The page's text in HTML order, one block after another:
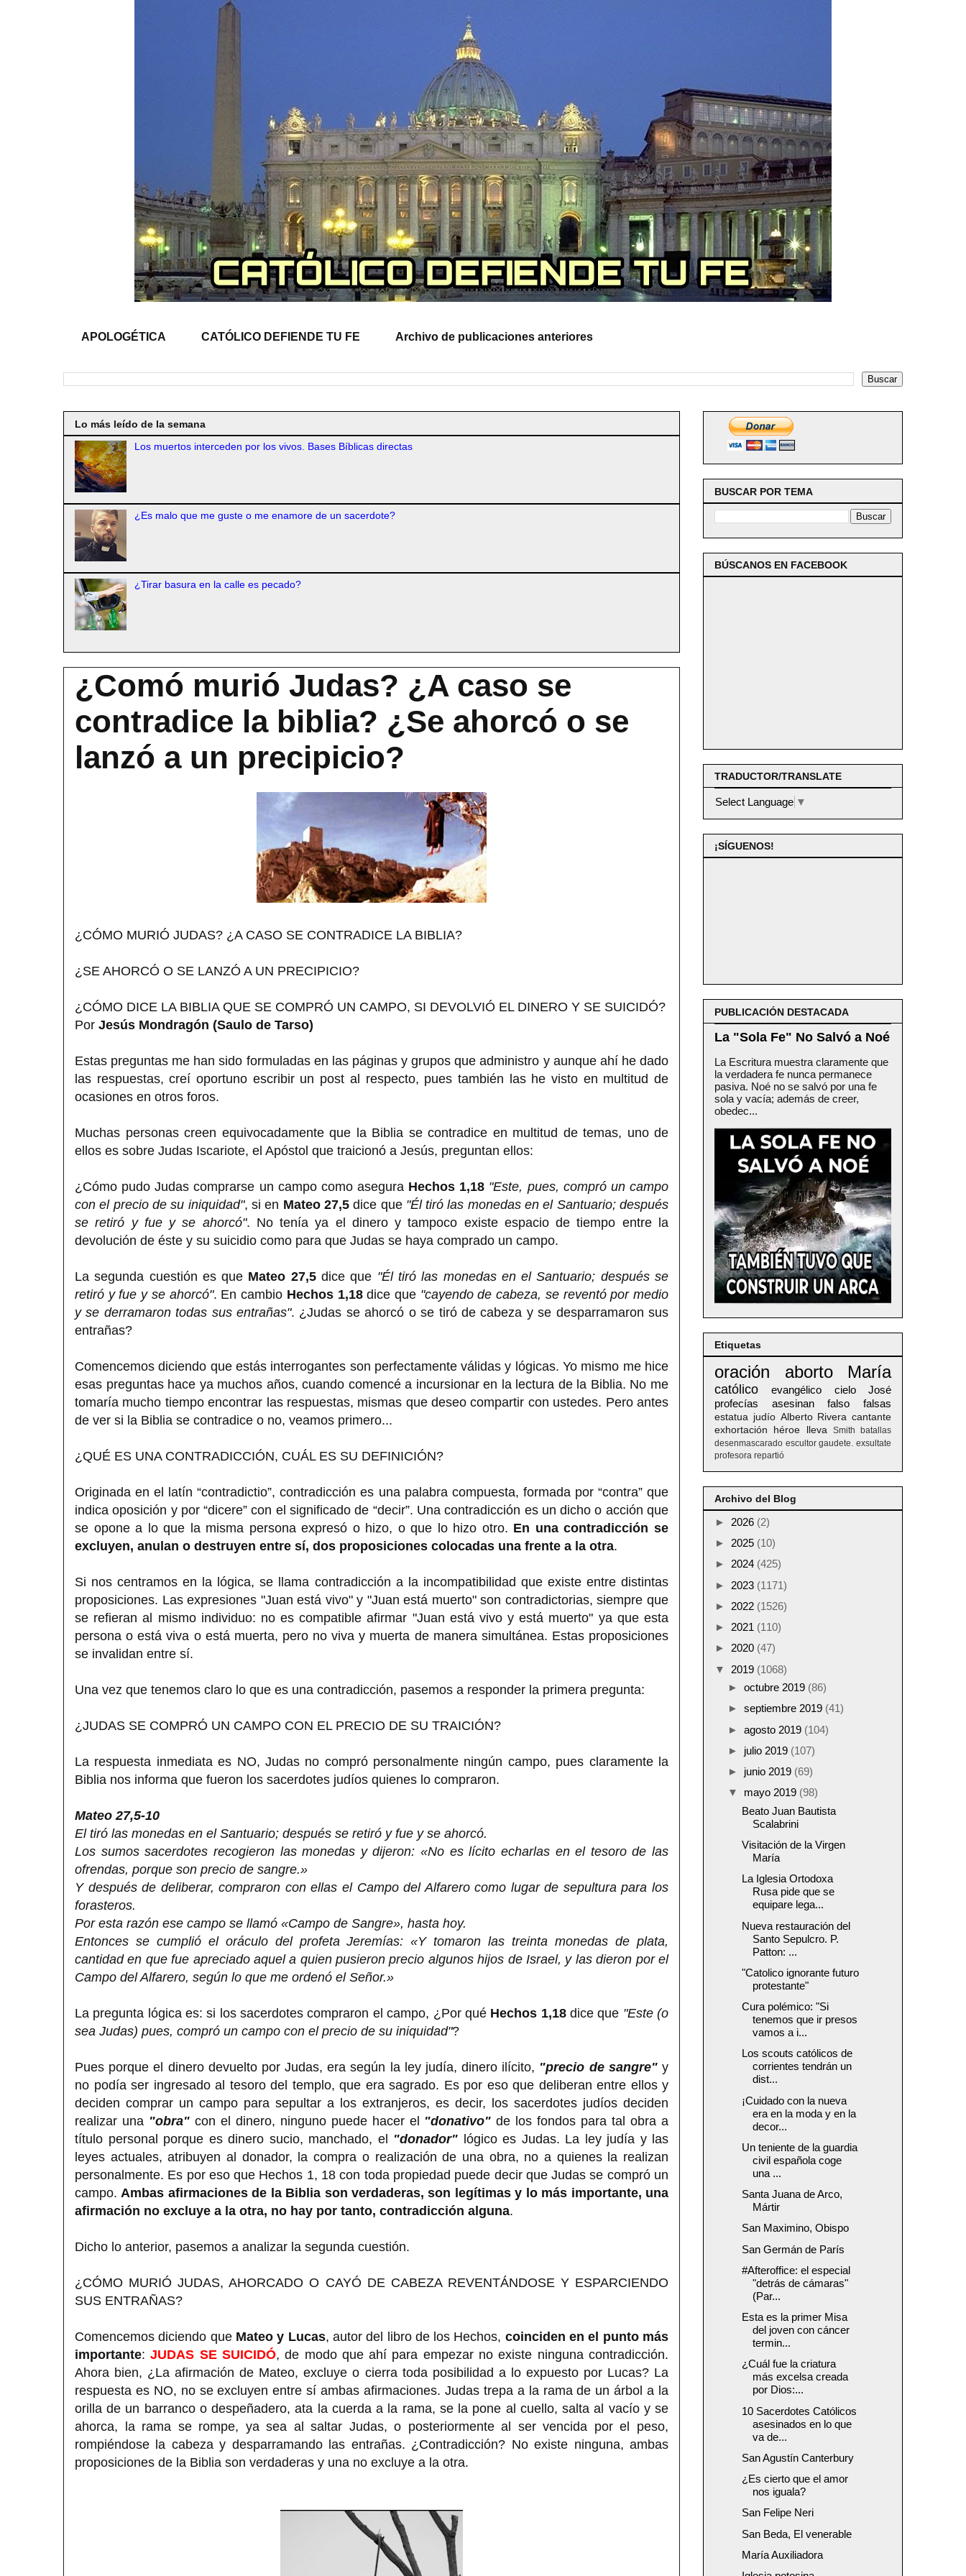
APOLOGÉTICA CATÓLICO DEFIENDE TU FE Archivo de publicaciones anteriores
Lo más leído de la semana
Los muertos interceden por los vivos. Bases Bíblicas directas
¿Es malo que me guste o me enamore de un sacerdote?
¿Tirar basura en la calle es pecado?
¿Comó murió Judas? ¿A caso se
contradice la biblia? ¿Se ahorcó o se
lanzó a un precipicio?
¿CÓMO MURIÓ JUDAS? ¿A CASO SE CONTRADICE LA BIBLIA?
¿SE AHORCÓ O SE LANZÓ A UN PRECIPICIO?
¿CÓMO DICE LA BIBLIA QUE SE COMPRÓ UN CAMPO, SI DEVOLVIÓ EL DINERO Y SE SUICIDÓ?
Por Jesús Mondragón (Saulo de Tarso)
Estas preguntas me han sido formuladas en las páginas y grupos que administro y aunque ahí he dado
las respuestas, creí oportuno escribir un post al respecto, pues también las he visto en multitud de
ocasiones en otros foros.
Muchas personas creen equivocadamente que la Biblia se contradice en multitud de temas, uno de
ellos es sobre Judas Iscariote, el Apóstol que traicionó a Jesús, preguntan ellos:
¿Cómo pudo Judas comprarse un campo como asegura Hechos 1,18 "Este, pues, compró un campo
con el precio de su iniquidad", si en Mateo 27,5dice que "Él tiró las monedas en el Santuario; después
se retiró y fue y se ahorcó". No tenía ya el dinero y tampoco existe espacio de tiempo entre la
devolución de éste y su suicidio como para que Judas se haya comprado un campo.
La segunda cuestión es que Mateo 27,5dice que "Él tiró las monedas en el Santuario; después se
retiró y fue y se ahorcó". En cambio Hechos 1,18dice que "cayendo de cabeza, se reventó por medio
y se derramaron todas sus entrañas". ¿Judas se ahorcó o se tiró de cabeza y se desparramaron sus
entrañas?
Comencemos diciendo que estás interrogantes son perfectamente válidas y lógicas. Yo mismo me hice
esas preguntas hace ya muchos años, cuando comencé a incursionar en la lectura de la Biblia. No me
tomaría mucho tiempo encontrar las respuestas, mismas que deseo compartir con ustedes. Pero antes
de ver si la Biblia se contradice o no, veamos primero...
¿QUÉ ES UNA CONTRADICCIÓN, CUÁL ES SU DEFINICIÓN?
Originada en el latín “contradictio”, contradicción es una palabra compuesta, formada por “contra” que
indica oposición y por “dicere” con el significado de “decir”. Una contradicción es un dicho o acción que
se opone a lo que la misma persona expresó o hizo, o que lo hizo otro. En una contradicción se
excluyen, anulan o destruyen entre sí, dos proposiciones colocadas una frente a la otra.
Si nos centramos en la lógica, se llama contradicción a la incompatibilidad que existe entre distintas
proposiciones. Las expresiones "Juan está vivo" y "Juan está muerto" son contradictorias, siempre que
se refieran al mismo individuo: no es compatible afirmar "Juan está vivo y está muerto" ya que esta
persona o está viva o está muerta, pero no viva y muerta de manera simultánea. Estas proposiciones
se invalidan entre sí.
Una vez que tenemos claro lo que es una contradicción, pasemos a responder la primera pregunta:
¿JUDAS SE COMPRÓ UN CAMPO CON EL PRECIO DE SU TRAICIÓN?
La respuesta inmediata es NO, Judas no compró personalmente ningún campo, pues claramente la
Biblia nos informa que fueron los sacerdotes judíos quienes lo compraron.
Mateo 27,5-10
El tiró las monedas en el Santuario; después se retiró y fue y se ahorcó.
Los sumos sacerdotes recogieron las monedas y dijeron: «No es lícito echarlas en el tesoro de las
ofrendas, porque son precio de sangre.»
Y después de deliberar, compraron con ellas el Campo del Alfarero como lugar de sepultura para los
forasteros.
Por esta razón ese campo se llamó «Campo de Sangre», hasta hoy.
Entonces se cumplió el oráculo del profeta Jeremías: «Y tomaron las treinta monedas de plata,
cantidad en que fue apreciado aquel a quien pusieron precio algunos hijos de Israel, y las dieron por el
Campo del Alfarero, según lo que me ordenó el Señor.»
La pregunta lógica es: si los sacerdotes compraron el campo, ¿Por qué Hechos 1,18dice que "Este (o
sea Judas) pues, compró un campo con el precio de su iniquidad"?
Pues porque el dinero devuelto por Judas, era según la ley judía, dinero ilícito, "precio de sangre" y
no podía ser ingresado al tesoro del templo, que era sagrado. Es por eso que deliberan entre ellos y
deciden comprar un campo para sepultar a los extranjeros, es decir, los sacerdotes judíos deciden
realizar una "obra" con el dinero, ninguno puede hacer el "donativo" de los fondos para tal obra a
título personal porque es dinero sucio, manchado, el "donador" lógico es Judas. La ley judía y las
leyes actuales, atribuyen al donador, la compra o realización de una obra, no a quienes la realizan
personalmente. Es por eso que Hechos 1, 18 con toda propiedad puede decir que Judas se compró un
campo. Ambas afirmaciones de la Biblia son verdaderas, son legítimas y lo más importante, una
afirmación no excluye a la otra, no hay por tanto, contradicción alguna.
Dicho lo anterior, pasemos a analizar la segunda cuestión.
¿CÓMO MURIÓ JUDAS, AHORCADO O CAYÓ DE CABEZA REVENTÁNDOSE Y ESPARCIENDO
SUS ENTRAÑAS?
Comencemos diciendo que Mateo y Lucas, autor del libro de los Hechos, coinciden en el punto más
importante:JUDAS SE SUICIDÓ, de modo que ahí para empezar no existe ninguna contradicción.
Ahora bien, ¿La afirmación de Mateo, excluye o cierra toda posibilidad a lo expuesto por Lucas? La
respuesta es NO, no se excluyen entre sí ambas afirmaciones. Judas trepa a la rama de un árbol a la
orilla de un barranco o despeñadero, ata la cuerda a la rama, se la pone al cuello, salta al vacío y se
ahorca, la rama se rompe, ya sea al saltar Judas, o posteriormente al ser vencida por el peso,
rompiéndose la cabeza y desparramando las entrañas. ¿Contradicción? No existe ninguna, ambas
proposiciones de la Biblia son verdaderas y una no excluye a la otra.
BUSCAR POR TEMA
BÚSCANOS EN FACEBOOK
TRADUCTOR/TRANSLATE
Select Language ▼
¡SÍGUENOS!
PUBLICACIÓN DESTACADA
La "Sola Fe" No Salvó a Noé
La Escritura muestra claramente que
la verdadera fe nunca permanece
pasiva. Noé no se salvó por una fe
sola y vacía; además de creer,
obedec...
Etiquetas
oración aborto María
católico evangélico cielo
José
profecías
asesinan falso falsas
estatua judío Alberto Rivera cantante
exhortación
héroe lleva Smith
batallas
desenmascarado escultor gaudete. exsultate
profesora repartió
Archivo del Blog
► 2026 (2)
► 2025 (10)
► 2024 (425)
► 2023 (1171)
► 2022 (1526)
► 2021 (110)
► 2020 (47)
▼ 2019 (1068)
► octubre 2019 (86)
► septiembre 2019 (41)
► agosto 2019 (104)
► julio 2019 (107)
► junio 2019 (69)
▼ mayo 2019 (98)
Beato Juan Bautista
Scalabrini
Visitación de la Virgen
María
La Iglesia Ortodoxa
Rusa pide que se
equipare lega...
Nueva restauración del
Santo Sepulcro. P.
Patton: ...
"Catolico ignorante futuro
protestante"
Cura polémico: "Si
tenemos que ir presos
vamos a i...
Los scouts católicos de
corrientes tendrán un
dist...
¡Cuidado con la nueva
era en la moda y en la
decor...
Un teniente de la guardia
civil española coge
una ...
Santa Juana de Arco,
Mártir
San Maximino, Obispo
San Germán de París
#Afteroffice: el especial
"detrás de cámaras"
(Par...
Esta es la primer Misa
del joven con cáncer
termin...
¿Cuál fue la criatura
más excelsa creada
por Dios:...
10 Sacerdotes Católicos
asesinados en lo que
va de...
San Agustín Canterbury
¿Es cierto que el amor
nos iguala?
San Felipe Neri
San Beda, El venerable
María Auxiliadora